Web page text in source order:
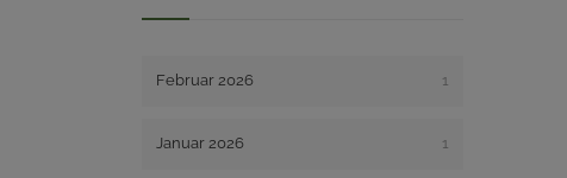
Februar 2026 1
Januar 2026 1